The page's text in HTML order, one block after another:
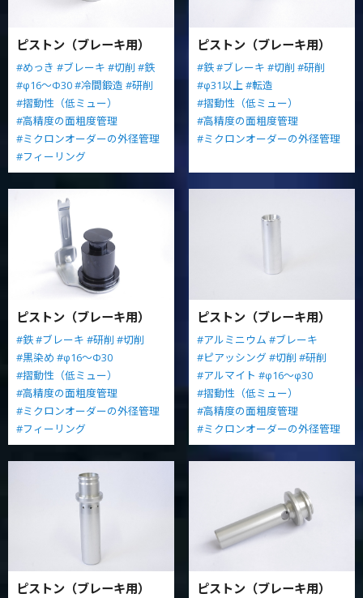
ピストン（ブレーキ用）
#めっき #ブレーキ #切削 #鉄
#φ16～Φ30#冷間鍛造 #研削
#摺動性（低ミュー）
#高精度の面粗度管理
#ミクロンオーダーの外径管理
#フィーリング
ピストン（ブレーキ用）
#鉄#ブレーキ #切削 #研削
#φ31以上#転造
#摺動性（低ミュー）
#高精度の面粗度管理
#ミクロンオーダーの外径管理
ピストン（ブレーキ用）
#鉄#ブレーキ #研削 #切削
#黒染め #φ16～Φ30
#摺動性（低ミュー）
#高精度の面粗度管理
#ミクロンオーダーの外径管理
#フィーリング
ピストン（ブレーキ用）
#アルミニウム #ブレーキ
#ピアッシング #切削 #研削
#アルマイト #φ16～φ30
#摺動性（低ミュー）
#高精度の面粗度管理
#ミクロンオーダーの外径管理
ピストン（ブレーキ用） ピストン（ブレーキ用）